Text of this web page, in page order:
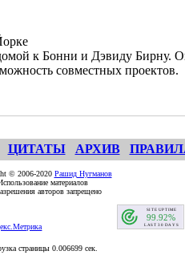
к Бонни и Дэвиду Бирну.
совместных проектов.
ЦИТАТЫ АРХИВ
© 2006-2020 Рашид Нугманов
материалов
авторов запрещено
страницы 0.006699 сек.